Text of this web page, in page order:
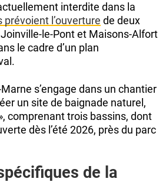
interdite dans la
prévoient l’ouverture de deux
et Maisons‑Alfort
le cadre d’un plan
s’engage dans un chantier
un site de baignade naturel,
comprenant trois bassins, dont
dès l’été 2026, près du parc
de la